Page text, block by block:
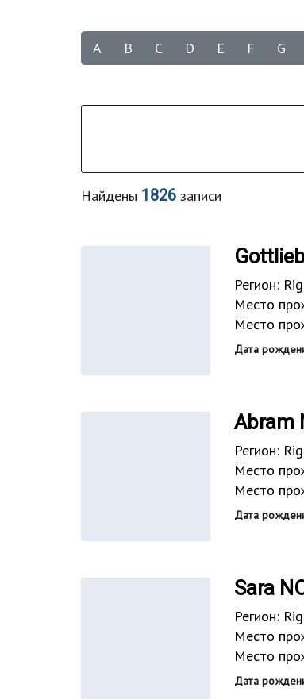
A B C D E F G
Найдены 1826 записи
Регион:
Место
Место
Дата
Abram
Регион:
Место
Место
Дата
Sara
Регион:
Место
Место
Дата